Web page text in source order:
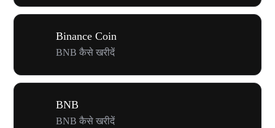
Binance Coin
BNB कैसे खरीदें
BNB
BNB कैसे खरीदें